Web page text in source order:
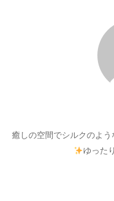
癒しの空間でシルクのよ
ゆった